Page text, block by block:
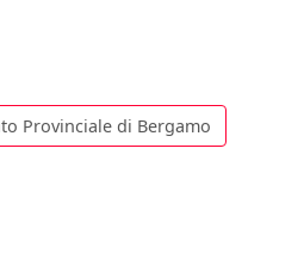
Provinciale di Bergamo